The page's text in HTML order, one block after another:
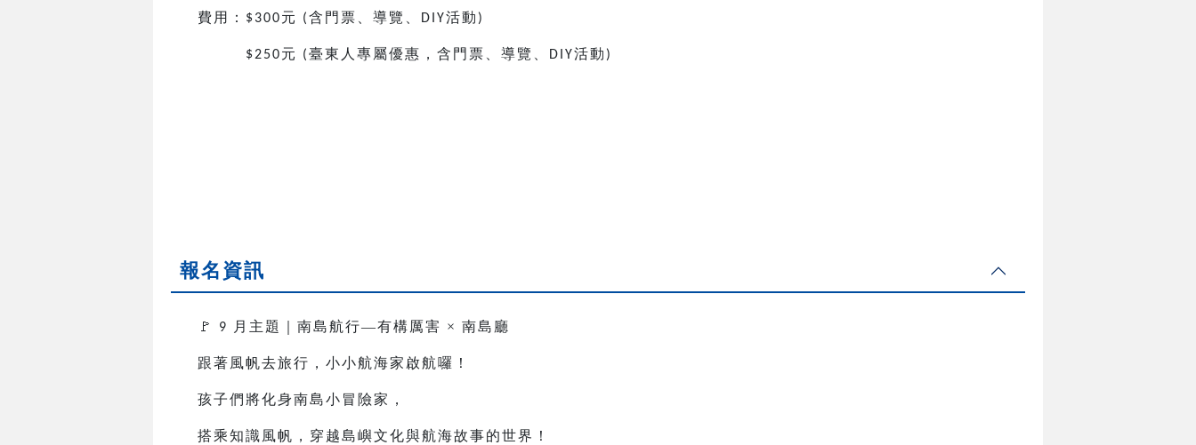
費用： $300元 (含門票、導覽、 DIY活動 )
$250元 (臺東人專屬優惠，含門票、導覽、 DIY活動 )
報名資訊
🚩 9 月主題｜南島航行—有構厲害 × 南島廳
跟著風帆去旅行，小小航海家啟航囉！
孩子們將化身南島小冒險家，
搭乘知識風帆，穿越島嶼文化與航海故事的世界！